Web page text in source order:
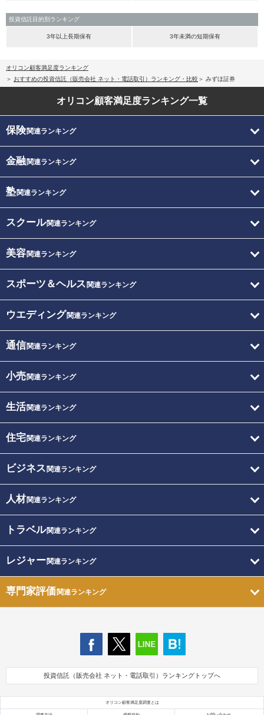
投資信託目的別ランキング
3年以上長期保有 3年未満の短期保有
オリコン顧客満足度ランキング
おすすめの投資信託（販売会社 ネット・電話取引）ランキング・比較
みずほ証券
オリコン顧客満足度ランキング一覧
保険関連ランキング
金融関連ランキング
塾関連ランキング
スクール関連ランキング
美容関連ランキング
スポーツ＆ヘルス 関連ランキング
ウエディング関連ランキング
通信関連ランキング
小売関連ランキング
生活関連ランキング
住宅関連ランキング
ビジネス 関連ランキング
人材関連ランキング
トラベル関連ランキング
レジャー関連ランキング
専門家評価関連ランキング
投資信託（販売会社 ネット・電話取引）ランキングトップへ
オリコン顧客満足度調査とは